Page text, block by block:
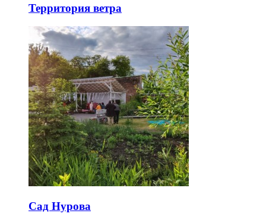
Территория ветра
Сад Нурова